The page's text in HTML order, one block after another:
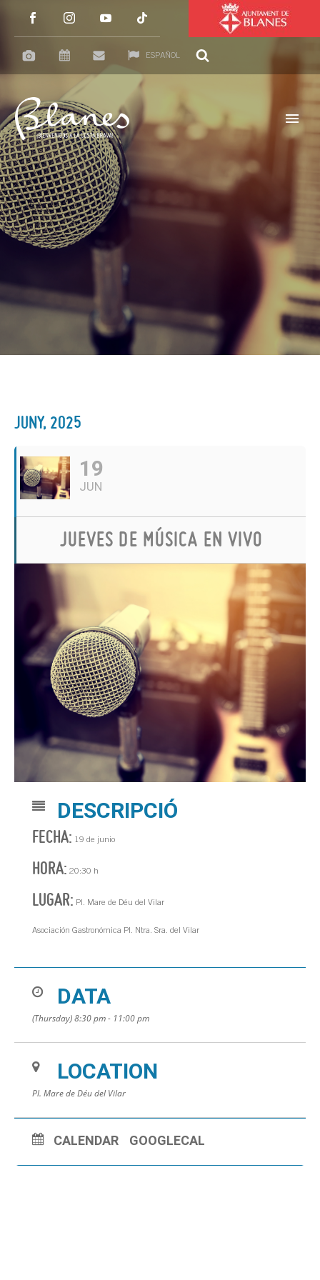
ESPAÑOL
JUNY, 2025
19
JUN
JUEVES DE MÚSICA EN VIVO
DESCRIPCIÓ
FECHA: 19 de junio
HORA: 20:30 h
LUGAR: Pl. Mare de Déu del Vilar
Asociación Gastronómica Pl. Ntra. Sra. del Vilar
DATA
(Thursday) 8:30 pm - 11:00 pm
LOCATION
Pl. Mare de Déu del Vilar
CALENDAR GOOGLECAL